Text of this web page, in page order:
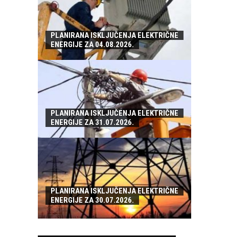
PLANIRANA ISKLJUČENJA ELEKTRIČNE
ENERGIJE ZA 04.08.2026.
PLANIRANA ISKLJUČENJA ELEKTRIČNE
ENERGIJE ZA 31.07.2026.
PLANIRANA ISKLJUČENJA ELEKTRIČNE
ENERGIJE ZA 30.07.2026.